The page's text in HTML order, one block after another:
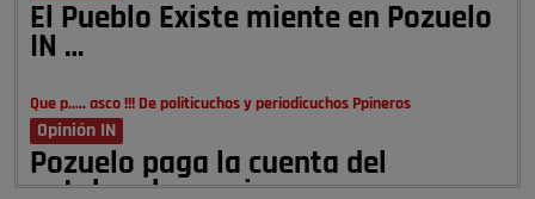
El Pueblo Existe miente en Pozuelo
IN …
Que p..... asco !!! De politicuchos y periodicuchos Ppineros
Opinión IN
Pozuelo paga la cuenta del